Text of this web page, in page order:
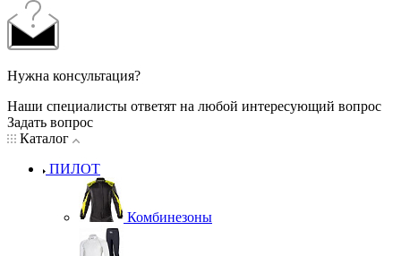
Нужна консультация?
Наши специалисты ответят на любой интересующий вопрос
Задать вопрос
Каталог
ПИЛОТ
Комбинезоны